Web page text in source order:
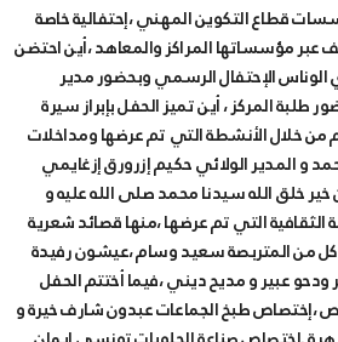
قطاع التكوين المهني ،إحتفالية خاصة
عبر مؤسساتها المراكز والمعاهد ،أين احتضن
الإحتفال الرسمي وبحضور مدير
المركز ، أين تميز الحفل بإبراز سيرة
خلال الأنشطة التي تم عرضها ومداخلات
و المدير الولائي حكيم إزرورق إزغايمي
خير خلق الله سيدنا محمد صلى الله عليه و
التي تم عرضها ،منها قصائد شعرية
كل من المتربصة سعيد وسام ،عيشون رفيدة
عبير و مديح ديني ،فيما أختتم الحفل
،إختصاص طبخ الجماعات عبدون شارف خيرة و